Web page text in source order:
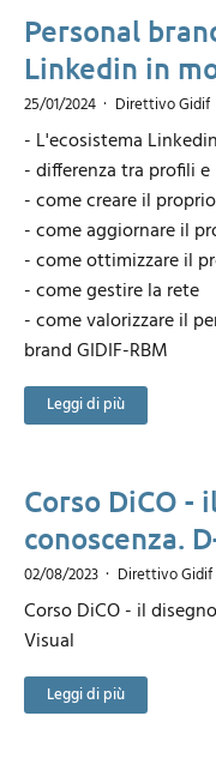
Personal
Linkedin in
25/01/2024 Direttivo Gidif
- L'ecosistema Linkedin
- differenza tra profili
- come creare il
- come aggiornare il
- come ottimizzare il
- come gestire la rete
- come valorizzare il
brand GIDIF-RBM
Leggi di più
Corso DiCO -
conoscenza.
02/08/2023 Direttivo Gidif
Corso DiCO - il
Visual
Leggi di più